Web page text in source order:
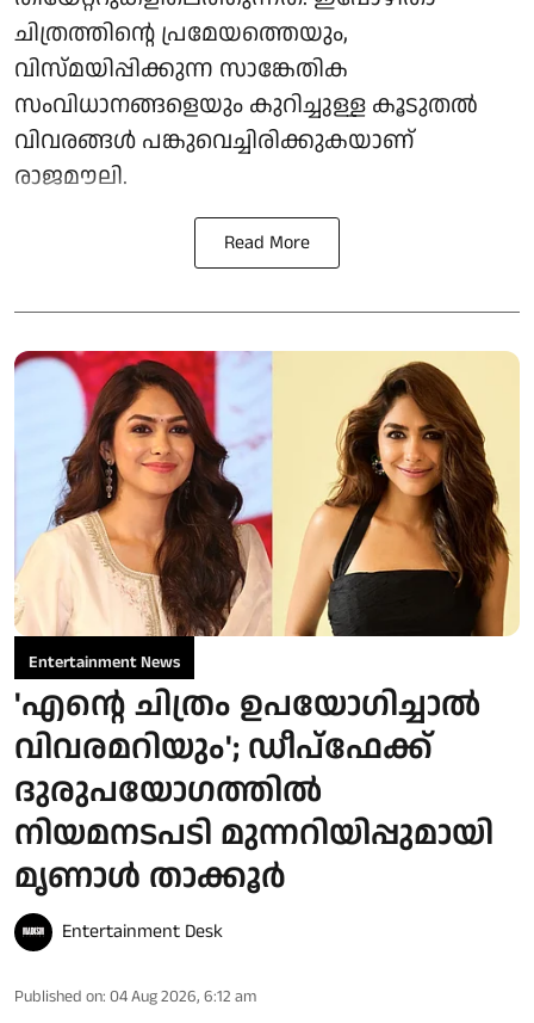
ചിത്രത്തിന്റെ പ്രമേയത്തെയും,
വിസ്മയിപ്പിക്കുന്ന സാങ്കേതിക
സംവിധാനങ്ങളെയും കുറിച്ചുള്ള കൂടുതൽ
വിവരങ്ങൾ പങ്കുവെച്ചിരിക്കുകയാണ്
രാജമൗലി.
Read More
Entertainment News
'എന്റെ ചിത്രം ഉപയോഗിച്ചാൽ
വിവരമറിയും'; ഡീപ്‌ഫേക്ക്
ദുരുപയോഗത്തിൽ
നിയമനടപടി മുന്നറിയിപ്പുമായി
മൃണാൾ താക്കൂർ
Entertainment Desk
Published on: 04 Aug 2026, 6:12 am